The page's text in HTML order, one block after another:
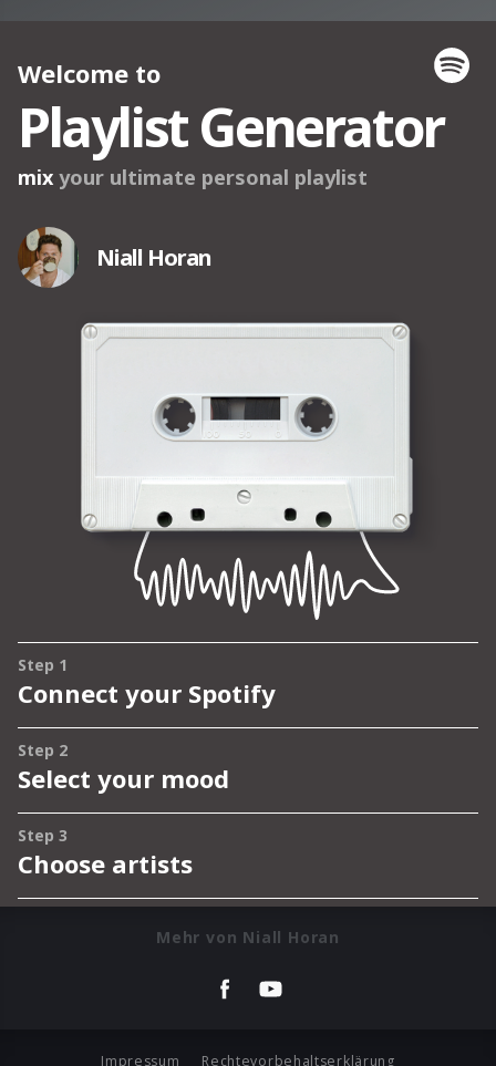
Mehr von Niall Horan
Impressum Rechtevorbehaltserklärung